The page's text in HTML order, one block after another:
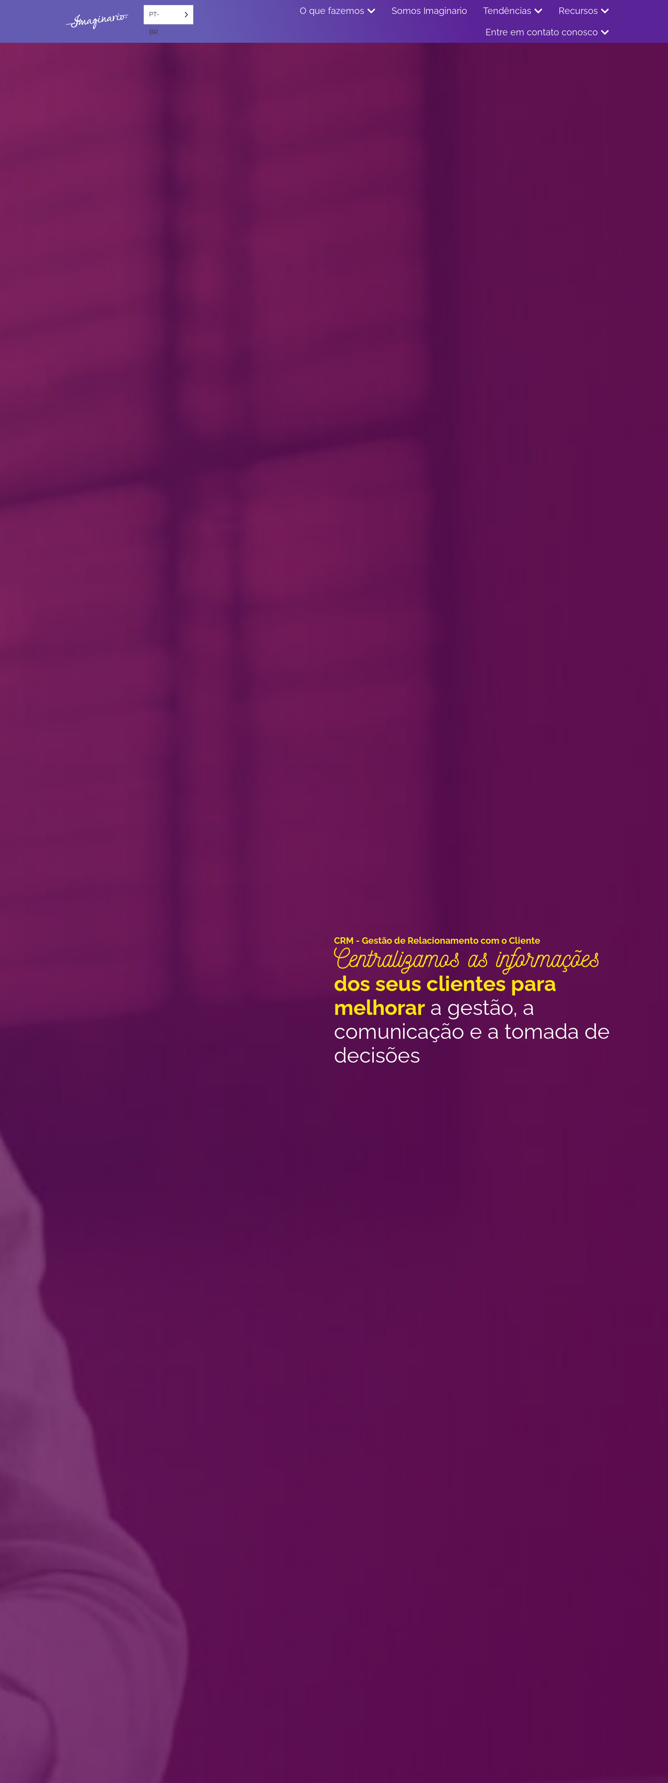
PT-
BR
O que fazemos Somos Imaginario Tendências Recursos
Entre em contato conosco
CRM - Gestão de Relacionamento com o Cliente
Centralizamos as informações
dos seus clientes para
melhorar a gestão, a
comunicação e a tomada de
decisões